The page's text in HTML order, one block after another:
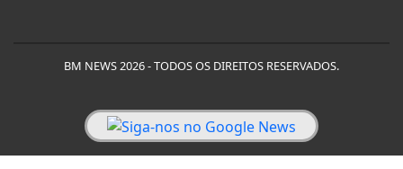
BM NEWS 2026 - TODOS OS DIREITOS RESERVADOS.